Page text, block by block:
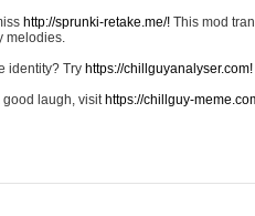
http://sprunki-retake.me/! This mod
melodies.
identity? Try https://chillguyanalyser.com!
good laugh, visit https://chillguy-